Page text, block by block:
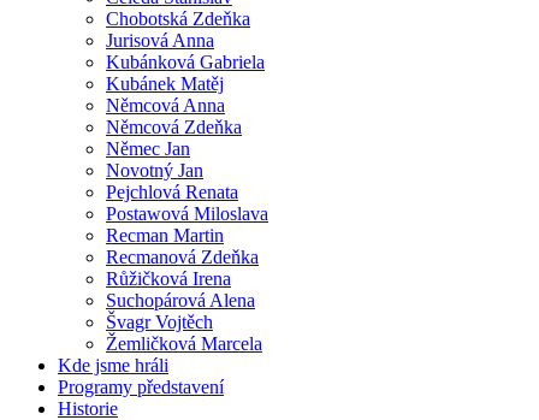
Chobotská Zdeňka
Jurisová Anna
Kubánková Gabriela
Kubánek Matěj
Němcová Anna
Němcová Zdeňka
Němec Jan
Novotný Jan
Pejchlová Renata
Postawová Miloslava
Recman Martin
Recmanová Zdeňka
Růžičková Irena
Suchopárová Alena
Švagr Vojtěch
Žemličková Marcela
Kde jsme hráli
Programy představení
Historie